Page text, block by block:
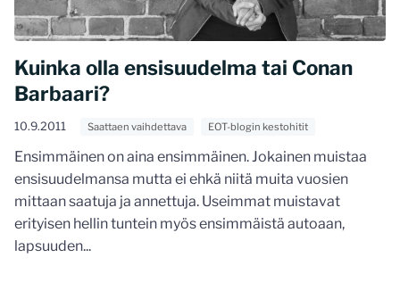
Kuinka olla ensisuudelma tai Conan
Barbaari?
10.9.2011 Saattaen vaihdettava EOT-blogin kestohitit
Ensimmäinen on aina ensimmäinen. Jokainen muistaa
ensisuudelmansa mutta ei ehkä niitä muita vuosien
mittaan saatuja ja annettuja. Useimmat muistavat
erityisen hellin tuntein myös ensimmäistä autoaan,
lapsuuden...